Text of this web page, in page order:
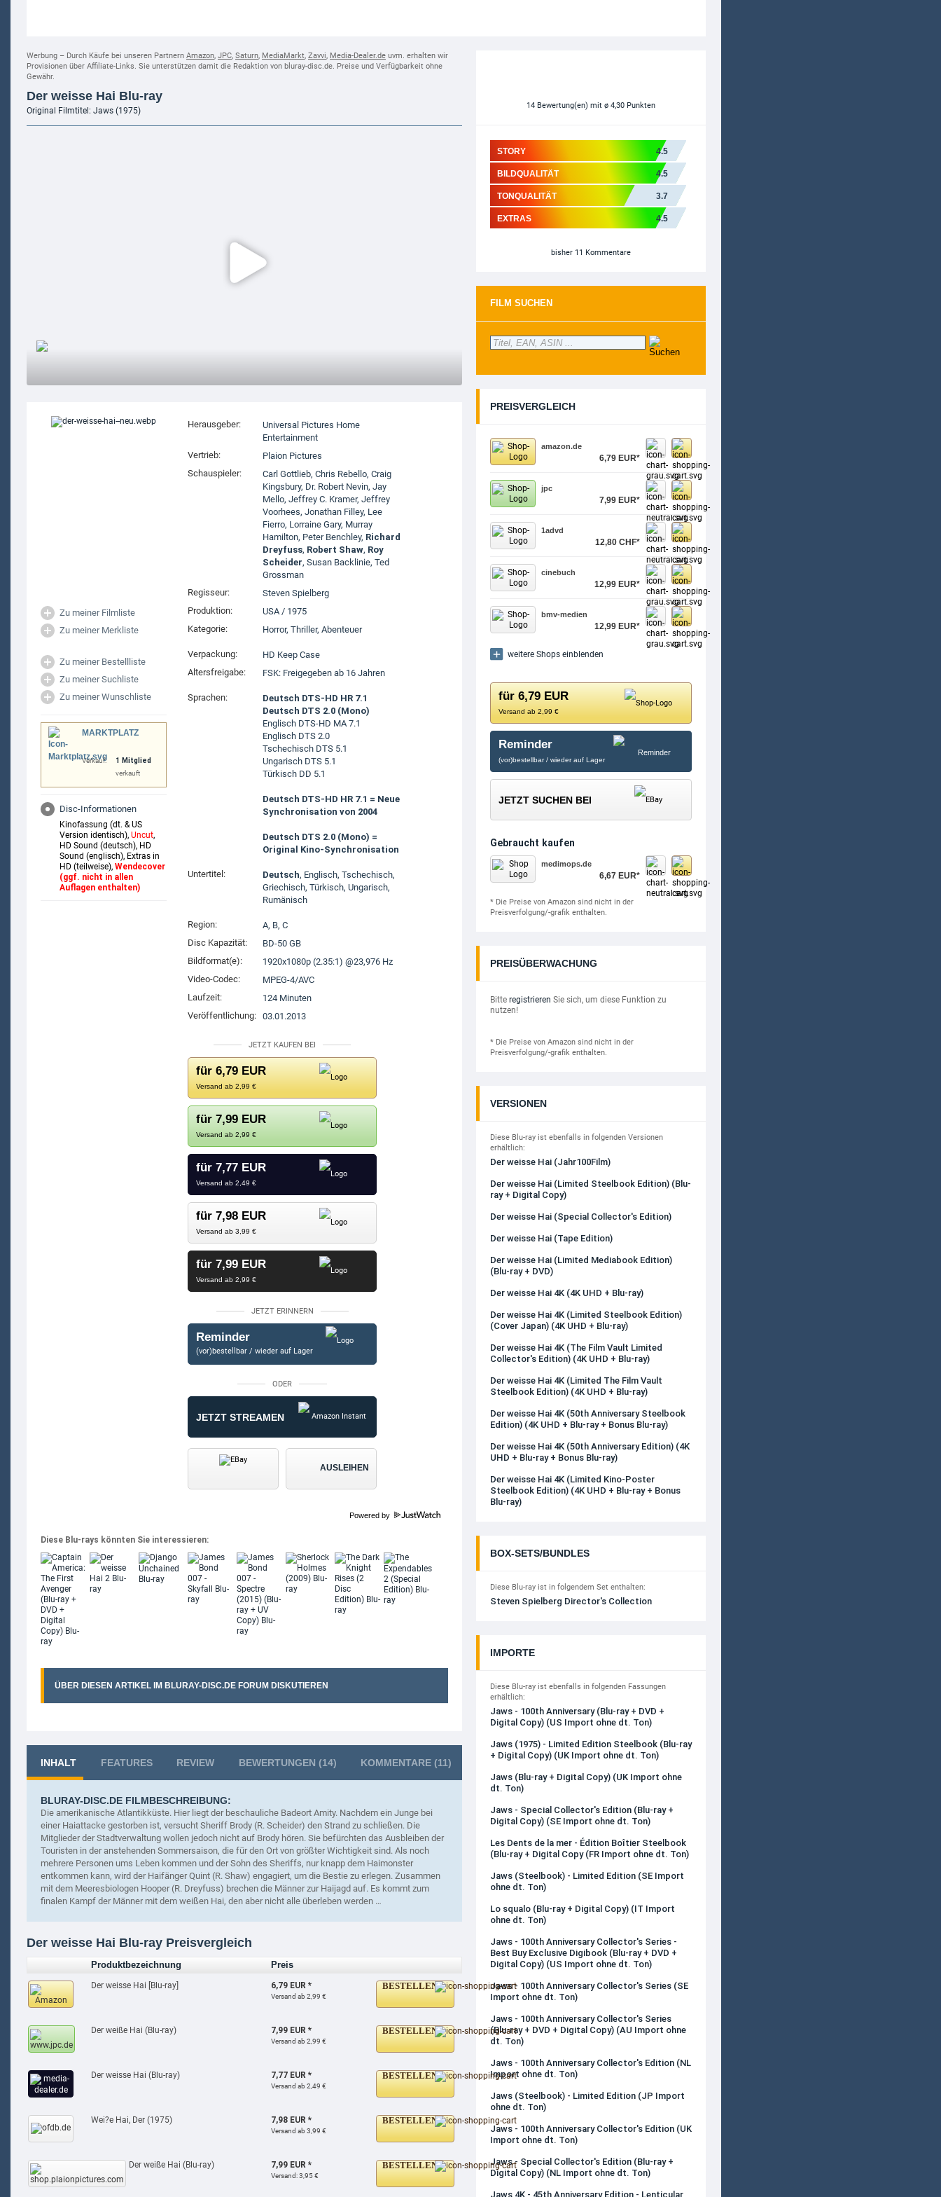
Werbung – Durch Käufe bei unseren Partnern Amazon, JPC, Saturn, MediaMarkt, Zavvi, Media-Dealer.de uvm. erhalten wir
Provisionen über Affiliate-Links. Sie unterstützen damit die Redaktion von bluray-disc.de. Preise und Verfügbarkeit ohne
Gewähr.
Der weisse Hai Blu-ray
Original Filmtitel: Jaws (1975)
Zu meiner Filmliste
Zu meiner Merkliste
Zu meiner Bestellliste
Zu meiner Suchliste
Zu meiner Wunschliste
MARKTPLATZ
Verkauf:
1 Mitglied
verkauft
Disc-Informationen
Kinofassung (dt. & US
Version identisch), Uncut,
HD Sound (deutsch), HD
Sound (englisch), Extras in
HD (teilweise), Wendecover
(ggf. nicht in allen
Auflagen enthalten)
Herausgeber:
Universal Pictures Home
Entertainment
Vertrieb:
Plaion Pictures
Schauspieler:
Carl Gottlieb, Chris Rebello, Craig
Kingsbury, Dr. Robert Nevin, Jay
Mello, Jeffrey C. Kramer, Jeffrey
Voorhees, Jonathan Filley, Lee
Fierro, Lorraine Gary, Murray
Hamilton, Peter Benchley, Richard
Dreyfuss, Robert Shaw, Roy
Scheider, Susan Backlinie, Ted
Grossman
Regisseur:
Steven Spielberg
Produktion:
USA / 1975
Kategorie:
Horror, Thriller, Abenteuer
Verpackung:
HD Keep Case
Altersfreigabe:
FSK: Freigegeben ab 16 Jahren
Sprachen:
Deutsch DTS-HD HR 7.1
Deutsch DTS 2.0 (Mono)
Englisch DTS-HD MA 7.1
Englisch DTS 2.0
Tschechisch DTS 5.1
Ungarisch DTS 5.1
Türkisch DD 5.1
Deutsch DTS-HD HR 7.1 = Neue
Synchronisation von 2004
Deutsch DTS 2.0 (Mono) =
Original Kino-Synchronisation
Untertitel: Deutsch, Englisch, Tschechisch,
Griechisch, Türkisch, Ungarisch,
Rumänisch
Region:
A, B, C
Disc Kapazität:
BD-50 GB
Bildformat(e):
1920x1080p (2.35:1) @23,976 Hz
Video-Codec:
MPEG-4/AVC
Laufzeit:
124 Minuten
Veröffentlichung: 03.01.2013
JETZT KAUFEN BEI
für 6,79 EUR
Versand ab 2,99 €
für 7,99 EUR
Versand ab 2,99 €
für 7,77 EUR
Versand ab 2,49 €
für 7,98 EUR
Versand ab 3,99 €
für 7,99 EUR
Versand ab 2,99 €
JETZT ERINNERN
Reminder
(vor)bestellbar / wieder auf Lager
ODER
JETZT STREAMEN
AUSLEIHEN
Powered by
Diese Blu-rays könnten Sie interessieren:
ÜBER DIESEN ARTIKEL IM BLURAY-DISC.DE FORUM DISKUTIEREN
INHALT FEATURES REVIEW BEWERTUNGEN (14) KOMMENTARE (11)
BLURAY-DISC.DE FILMBESCHREIBUNG:
Die amerikanische Atlantikküste. Hier liegt der beschauliche Badeort Amity. Nachdem ein Junge bei
einer Haiattacke gestorben ist, versucht Sheriff Brody (R. Scheider) den Strand zu schließen. Die
Mitglieder der Stadtverwaltung wollen jedoch nicht auf Brody hören. Sie befürchten das Ausbleiben der
Touristen in der anstehenden Sommersaison, die für den Ort von größter Wichtigkeit sind. Als noch
mehrere Personen ums Leben kommen und der Sohn des Sheriffs, nur knapp dem Haimonster
entkommen kann, wird der Haifänger Quint (R. Shaw) engagiert, um die Bestie zu erlegen. Zusammen
mit dem Meeresbiologen Hooper (R. Dreyfuss) brechen die Männer zur Haijagd auf. Es kommt zum
finalen Kampf der Männer mit dem weißen Hai, den aber nicht alle überleben werden …
Der weisse Hai Blu-ray Preisvergleich
Produktbezeichnung Preis
Der weisse Hai [Blu-ray] 6,79 EUR *
Versand ab 2,99 €
BESTELLEN
Der weiße Hai (Blu-ray) 7,99 EUR *
Versand ab 2,99 €
BESTELLEN
Der weisse Hai (Blu-ray) 7,77 EUR *
Versand ab 2,49 €
BESTELLEN
Wei?e Hai, Der (1975) 7,98 EUR *
Versand ab 3,99 €
BESTELLEN
Der weiße Hai (Blu-ray) 7,99 EUR *
Versand: 3,95 €
BESTELLEN
14 Bewertung(en) mit ø 4,30 Punkten
STORY 4.5
BILDQUALITÄT 4.5
TONQUALITÄT 3.7
EXTRAS 4.5
bisher 11 Kommentare
FILM SUCHEN
PREISVERGLEICH
amazon.de
6,79 EUR*
jpc
7,99 EUR*
1advd
12,80 CHF*
cinebuch
12,99 EUR*
bmv-medien
12,99 EUR*
weitere Shops einblenden
für 6,79 EUR
Versand ab 2,99 €
Reminder
(vor)bestellbar / wieder auf Lager
JETZT SUCHEN BEI
Gebraucht kaufen
medimops.de
6,67 EUR*
* Die Preise von Amazon sind nicht in der
Preisverfolgung/-grafik enthalten.
PREISÜBERWACHUNG
Bitte registrieren Sie sich, um diese Funktion zu
nutzen!
* Die Preise von Amazon sind nicht in der
Preisverfolgung/-grafik enthalten.
VERSIONEN
Diese Blu-ray ist ebenfalls in folgenden Versionen
erhältlich:
Der weisse Hai (Jahr100Film)
Der weisse Hai (Limited Steelbook Edition) (Blu-
ray + Digital Copy)
Der weisse Hai (Special Collector's Edition)
Der weisse Hai (Tape Edition)
Der weisse Hai (Limited Mediabook Edition)
(Blu-ray + DVD)
Der weisse Hai 4K (4K UHD + Blu-ray)
Der weisse Hai 4K (Limited Steelbook Edition)
(Cover Japan) (4K UHD + Blu-ray)
Der weisse Hai 4K (The Film Vault Limited
Collector's Edition) (4K UHD + Blu-ray)
Der weisse Hai 4K (Limited The Film Vault
Steelbook Edition) (4K UHD + Blu-ray)
Der weisse Hai 4K (50th Anniversary Steelbook
Edition) (4K UHD + Blu-ray + Bonus Blu-ray)
Der weisse Hai 4K (50th Anniversary Edition) (4K
UHD + Blu-ray + Bonus Blu-ray)
Der weisse Hai 4K (Limited Kino-Poster
Steelbook Edition) (4K UHD + Blu-ray + Bonus
Blu-ray)
BOX-SETS/BUNDLES
Diese Blu-ray ist in folgendem Set enthalten:
Steven Spielberg Director's Collection
IMPORTE
Diese Blu-ray ist ebenfalls in folgenden Fassungen
erhältlich:
Jaws - 100th Anniversary (Blu-ray + DVD +
Digital Copy) (US Import ohne dt. Ton)
Jaws (1975) - Limited Edition Steelbook (Blu-ray
+ Digital Copy) (UK Import ohne dt. Ton)
Jaws (Blu-ray + Digital Copy) (UK Import ohne
dt. Ton)
Jaws - Special Collector's Edition (Blu-ray +
Digital Copy) (SE Import ohne dt. Ton)
Les Dents de la mer - Édition Boîtier Steelbook
(Blu-ray + Digital Copy (FR Import ohne dt. Ton)
Jaws (Steelbook) - Limited Edition (SE Import
ohne dt. Ton)
Lo squalo (Blu-ray + Digital Copy) (IT Import
ohne dt. Ton)
Jaws - 100th Anniversary Collector's Series -
Best Buy Exclusive Digibook (Blu-ray + DVD +
Digital Copy) (US Import ohne dt. Ton)
Jaws - 100th Anniversary Collector's Series (SE
Import ohne dt. Ton)
Jaws - 100th Anniversary Collector's Series
(Blu-ray + DVD + Digital Copy) (AU Import ohne
dt. Ton)
Jaws - 100th Anniversary Collector's Edition (NL
Import ohne dt. Ton)
Jaws (Steelbook) - Limited Edition (JP Import
ohne dt. Ton)
Jaws - 100th Anniversary Collector's Edition (UK
Import ohne dt. Ton)
Jaws - Special Collector's Edition (Blu-ray +
Digital Copy) (NL Import ohne dt. Ton)
Jaws 4K - 45th Anniversary Edition - Lenticular